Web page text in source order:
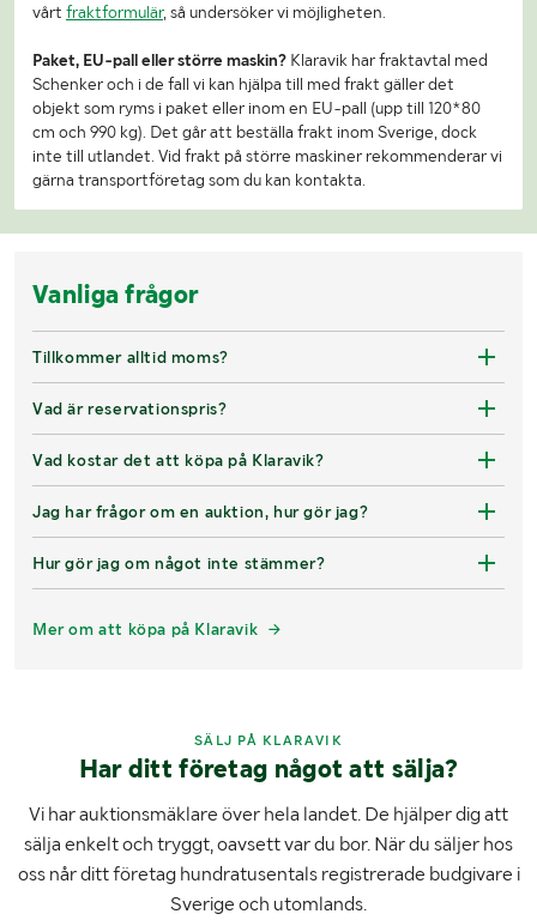
vårt fraktformulär, så undersöker vi möjligheten.
Paket, EU-pall eller större maskin? Klaravik har fraktavtal med
Schenker och i de fall vi kan hjälpa till med frakt gäller det
objekt som ryms i paket eller inom en EU-pall (upp till 120*80
cm och 990 kg). Det går att beställa frakt inom Sverige, dock
inte till utlandet. Vid frakt på större maskiner rekommenderar vi
gärna transportföretag som du kan kontakta.
Vanliga frågor
Tillkommer alltid moms?
Vad är reservationspris?
Vad kostar det att köpa på Klaravik?
Jag har frågor om en auktion, hur gör jag?
Hur gör jag om något inte stämmer?
Mer om att köpa på Klaravik
SÄLJ PÅ KLARAVIK
Har ditt företag något att sälja?
Vi har auktionsmäklare över hela landet. De hjälper dig att
sälja enkelt och tryggt, oavsett var du bor. När du säljer hos
oss når ditt företag hundratusentals registrerade budgivare i
Sverige och utomlands.